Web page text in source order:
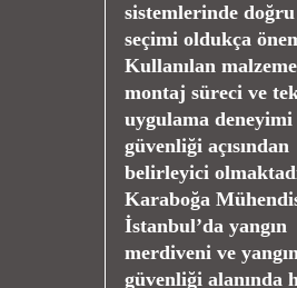
sistemlerinde
seçimi oldukça
Kullanılan
montaj süreci ve
uygulama deneyimi
güvenliği açısından
belirleyici
Karaboğa
İstanbul’da yangın
merdiveni ve
güvenliği alanında